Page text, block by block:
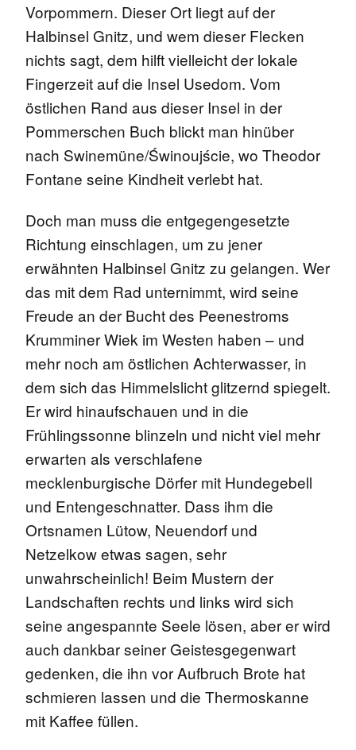
Vorpommern. Dieser Ort liegt auf der
Halbinsel Gnitz, und wem dieser Flecken
nichts sagt, dem hilft vielleicht der lokale
Fingerzeit auf die Insel Usedom. Vom
östlichen Rand aus dieser Insel in der
Pommerschen Buch blickt man hinüber
nach Swinemüne/Świnoujście, wo Theodor
Fontane seine Kindheit verlebt hat.
Doch man muss die entgegengesetzte
Richtung einschlagen, um zu jener
erwähnten Halbinsel Gnitz zu gelangen. Wer
das mit dem Rad unternimmt, wird seine
Freude an der Bucht des Peenestroms
Krumminer Wiek im Westen haben – und
mehr noch am östlichen Achterwasser, in
dem sich das Himmelslicht glitzernd spiegelt.
Er wird hinaufschauen und in die
Frühlingssonne blinzeln und nicht viel mehr
erwarten als verschlafene
mecklenburgische Dörfer mit Hundegebell
und Entengeschnatter. Dass ihm die
Ortsnamen Lütow, Neuendorf und
Netzelkow etwas sagen, sehr
unwahrscheinlich! Beim Mustern der
Landschaften rechts und links wird sich
seine angespannte Seele lösen, aber er wird
auch dankbar seiner Geistesgegenwart
gedenken, die ihn vor Aufbruch Brote hat
schmieren lassen und die Thermoskanne
mit Kaffee füllen.